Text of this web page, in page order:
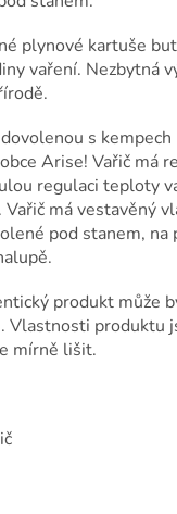
plynové kartuše
vaření. Nezbytná
s
Arise! Vařič má
regulaci teploty
má vestavěný
pod stanem, na
produkt může
Vlastnosti produktu
mírně lišit.